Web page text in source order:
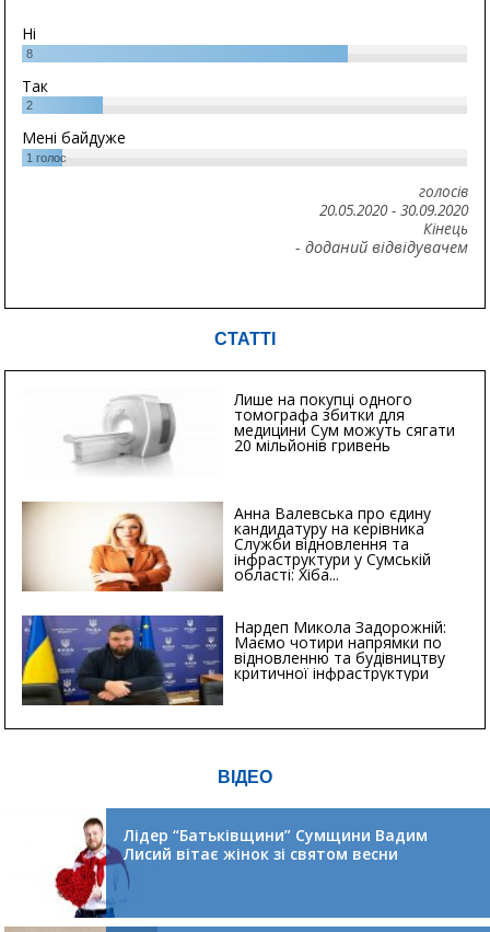
Ні
8
Так
2
Мені байдуже
1 голос
голосів
20.05.2020- 30.09.2020
Кінець
- доданий відвідувачем
СТАТТІ
Лише на покупці одного
томографа збитки для
медицини Сум можуть сягати
20 мільйонів гривень
Анна Валевська про єдину
кандидатуру на керівника
Служби відновлення та
інфраструктури у Сумській
області: Хіба...
Нардеп Микола Задорожній:
Маємо чотири напрямки по
відновленню та будівництву
критичної інфраструктури
ВІДЕО
Лідер “Батьківщини” Сумщини Вадим
Лисий вітає жінок зі святом весни